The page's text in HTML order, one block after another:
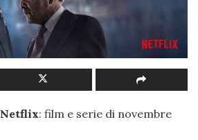
Netflix: film e serie di novembre